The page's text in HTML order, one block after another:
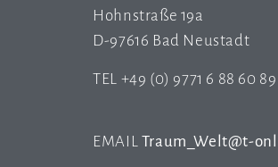
Hohnstraße 19a
D-97616 Bad Neustadt
TEL +49 (0) 9771 6 88 60 89
EMAIL Traum_Welt@t-